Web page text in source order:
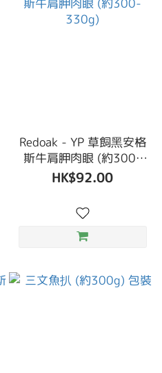
Redoak - YP 草飼黑安格
斯牛肩胛肉眼 (約300-
330g)
HK$92.00